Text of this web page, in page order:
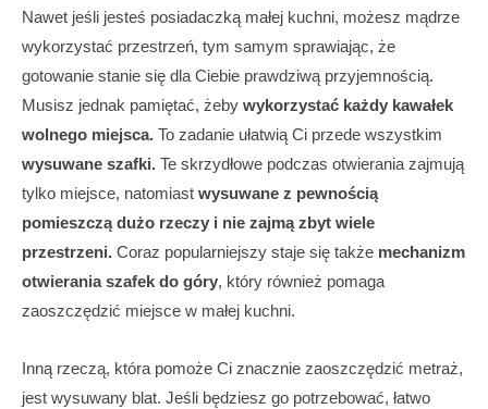
Nawet jeśli jesteś posiadaczką małej kuchni, możesz mądrze
wykorzystać przestrzeń, tym samym sprawiając, że
gotowanie stanie się dla Ciebie prawdziwą przyjemnością.
Musisz jednak pamiętać, żeby wykorzystać każdy kawałek
wolnego miejsca. To zadanie ułatwią Ci przede wszystkim
wysuwane szafki. Te skrzydłowe podczas otwierania zajmują
tylko miejsce, natomiast wysuwane z pewnością
pomieszczą dużo rzeczy i nie zajmą zbyt wiele
przestrzeni. Coraz popularniejszy staje się także mechanizm
otwierania szafek do góry, który również pomaga
zaoszczędzić miejsce w małej kuchni.
Inną rzeczą, która pomoże Ci znacznie zaoszczędzić metraż,
jest wysuwany blat. Jeśli będziesz go potrzebować, łatwo